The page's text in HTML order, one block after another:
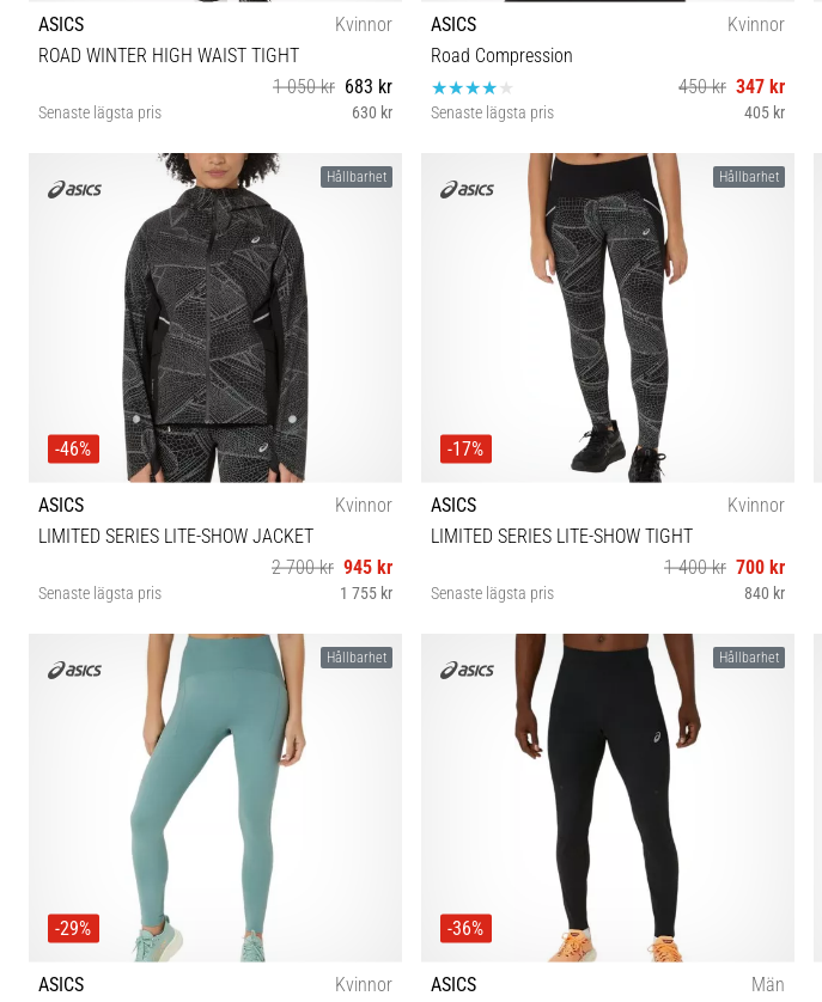
ASICS
Kvinnor
ROAD WINTER HIGH WAIST TIGHT
1 050 kr 683 kr
Senaste lägsta pris 630 kr
XS S
ASICS
Kvinnor
Road Compression
450 kr 347 kr
Senaste lägsta pris 405 kr
Hållbarhet
-46%
ASICS
Kvinnor
LIMITED SERIES LITE-SHOW JACKET
2 700 kr 945 kr
Senaste lägsta pris 1 755 kr
Hållbarhet
-17%
ASICS
Kvinnor
LIMITED SERIES LITE-SHOW TIGHT
1 400 kr 700 kr
Senaste lägsta pris 840 kr
XS
Hållbarhet
-29%
ASICS
Kvinnor
Hållbarhet
-36%
ASICS
Män